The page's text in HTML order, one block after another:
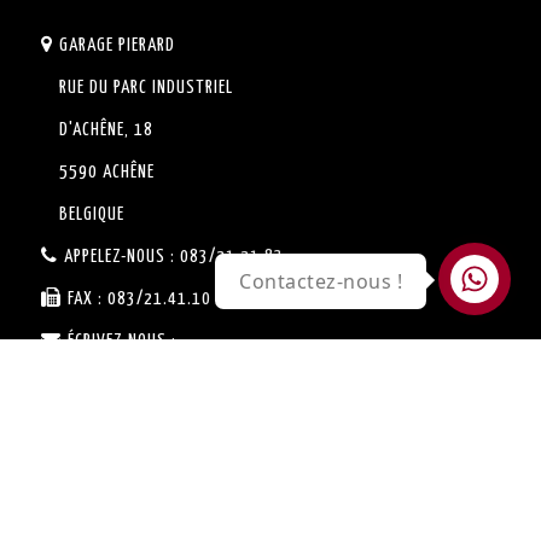
GARAGE PIERARD
RUE DU PARC INDUSTRIEL
D'ACHÊNE, 18
5590 ACHÊNE
BELGIQUE
APPELEZ-NOUS : 083/21.21.83
FAX : 083/21.41.10
ÉCRIVEZ-NOUS :
Contactez-nous !